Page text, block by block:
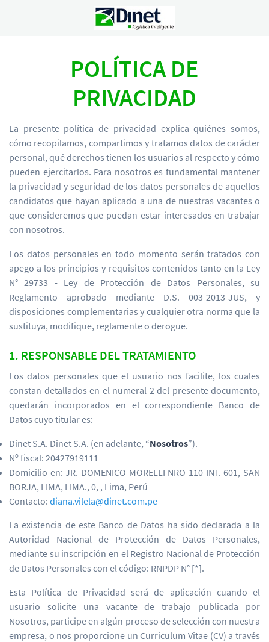
POLÍTICA DE
PRIVACIDAD
La presente política de privacidad explica quiénes somos,
cómo recopilamos, compartimos y tratamos datos de carácter
personal, qué derechos tienen los usuarios al respecto y cómo
pueden ejercitarlos. Para nosotros es fundamental mantener
la privacidad y seguridad de los datos personales de aquellos
candidatos que hayan aplicado a una de nuestras vacantes o
que consideremos que puedan estar interesados en trabajar
con nosotros.
Los datos personales en todo momento serán tratados con
apego a los principios y requisitos contenidos tanto en la Ley
N° 29733 - Ley de Protección de Datos Personales, su
Reglamento aprobado mediante D.S. 003-2013-JUS, y
disposiciones complementarias y cualquier otra norma que la
sustituya, modifique, reglamente o derogue.
1. RESPONSABLE DEL TRATAMIENTO
Los datos personales que el usuario nos facilite, los cuales
constan detallados en el numeral 2 del presente documento,
quedarán incorporados en el correspondiente Banco de
Datos cuyo titular es:
Dinet S.A. Dinet S.A. (en adelante, “Nosotros”).
Nº fiscal: 20427919111
Domicilio en: JR. DOMENICO MORELLI NRO 110 INT. 601, SAN
BORJA, LIMA, LIMA., 0, , Lima, Perú
Contacto: diana.vilela@dinet.com.pe
La existencia de este Banco de Datos ha sido declarada a la
Autoridad Nacional de Protección de Datos Personales,
mediante su inscripción en el Registro Nacional de Protección
de Datos Personales con el código: RNPDP N° [*].
Esta Política de Privacidad será de aplicación cuando el
usuario solicite una vacante de trabajo publicada por
Nosotros, participe en algún proceso de selección con nuestra
empresa, o nos proporcione un Curriculum Vitae (CV) a través